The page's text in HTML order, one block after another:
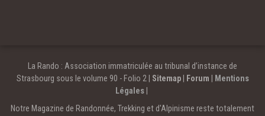
La Rando : Association immatriculée au tribunal d’instance de
Strasbourg sous le volume 90 - Folio 2 | Sitemap| Forum
Mentions
Légales
Notre Magazine de Randonnée, Trekking et d'Alpinisme reste totalement